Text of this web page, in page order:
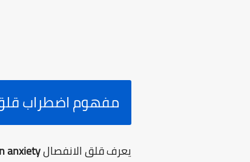
مفهوم اضطراب
يعرف قلق الانفصالanxiety